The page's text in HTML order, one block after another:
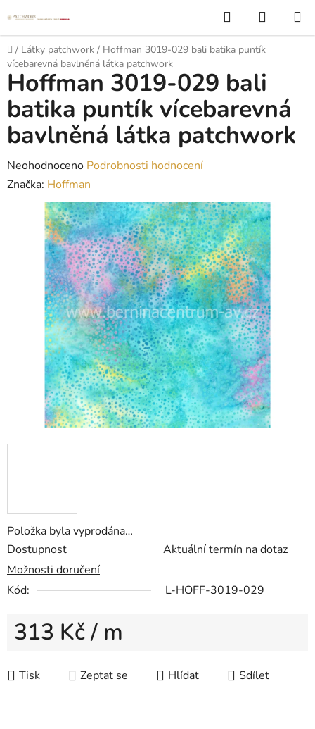
na
obsah
Hledat
KOŠÍK
Domů
/ Látky patchwork / Hoffman 3019-029 bali batika puntík
vícebarevná bavlněná látka patchwork
Položka byla vyprodána…
Dostupnost
Aktuální termín na dotaz
Možnosti doručení
Kód:
L-HOFF-3019-029
313 Kč/ m
Tisk
Zeptat se Hlídat Sdílet
Hoffman 3019-029 bali
batika puntík vícebarevná
bavlněná látka patchwork
Průměrné
hodnocení
produktu
hvězdiček.
Neohodnoceno Podrobnosti hodnocení
Značka: Hoffman